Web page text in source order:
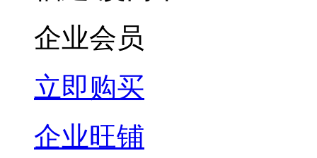
企业会员
立即购买
企业旺铺